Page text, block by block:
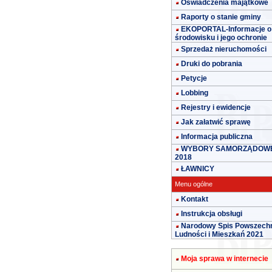
Oświadczenia majątkowe
Raporty o stanie gminy
EKOPORTAL-Informacje o
środowisku i jego ochronie
Sprzedaż nieruchomości
Druki do pobrania
Petycje
Lobbing
Rejestry i ewidencje
Jak załatwić sprawę
Informacja publiczna
WYBORY
2018
ŁAWNICY
Menu ogólne
Kontakt
Instrukcja obsługi
Narodowy Spis
Ludności i Mieszkań 2021
Moja sprawa w internecie